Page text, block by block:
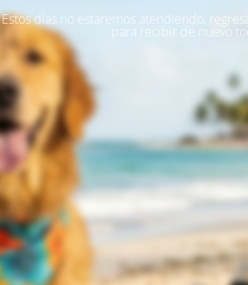
Estos días no estaremos atendiendo,
para recibir de nuevo